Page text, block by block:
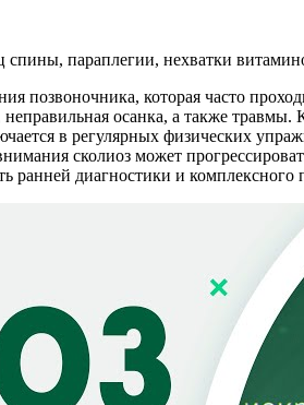
параплегии, нехватки
позвоночника, которая часто
осанка, а также
в регулярных физических
сколиоз может
диагностики и комплексного